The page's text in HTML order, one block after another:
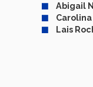
Abigail
Lais